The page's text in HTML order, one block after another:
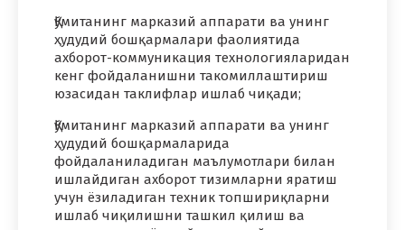
Қўмитанинг марказий аппарати ва унинг
ҳудудий бошқармалари фаолиятида
ахборот-коммуникация технологияларидан
кенг фойдаланишни такомиллаштириш
юзасидан таклифлар ишлаб чиқади;
Қўмитанинг марказий аппарати ва унинг
ҳудудий бошқармаларида
фойдаланиладиган маълумотлари билан
ишлайдиган ахборот тизимларни яратиш
учун ёзиладиган техник топшириқларни
ишлаб чиқилишни ташкил қилиш ва